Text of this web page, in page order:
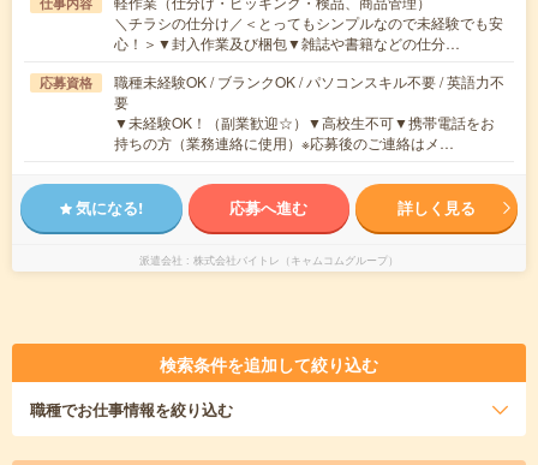
＼チラシの仕分け／＜とってもシンプルなので未経験でも安
心！＞▼封入作業及び梱包▼雑誌や書籍などの仕分…
応募資格
職種未経験OK / ブランクOK / パソコンスキル不要 / 英語力不
要
▼未経験OK！（副業歓迎☆）▼高校生不可▼携帯電話をお
持ちの方（業務連絡に使用）※応募後のご連絡はメ…
気になる! 応募へ進む 詳しく見る
派遣会社 株式会社バイトレ（キャムコムグループ）
検索条件を追加して絞り込む
職種でお仕事情報を絞り込む